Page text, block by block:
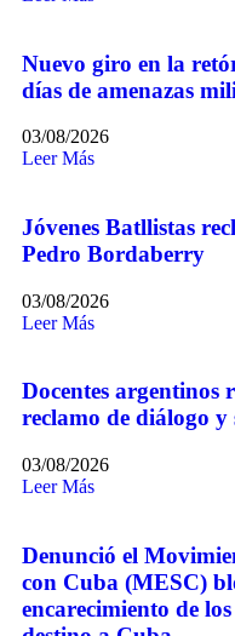
Nuevo giro en la
días de amenazas
03/08/2026
Leer Más
Jóvenes Batllistas
Pedro Bordaberry
03/08/2026
Leer Más
Docentes argentinos
reclamo de diálogo y
03/08/2026
Leer Más
Denunció el
con Cuba (MESC)
encarecimiento de